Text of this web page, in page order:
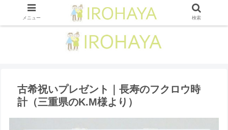
古希祝いプレゼント｜長寿のフクロウ時
計（三重県のK.M様より）
メニュー 検索